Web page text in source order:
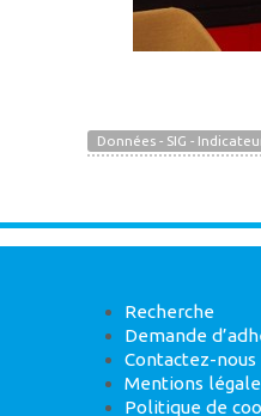
Données - SIG -
Recherche
Demande
Contactez-nous
Mentions
Politique de